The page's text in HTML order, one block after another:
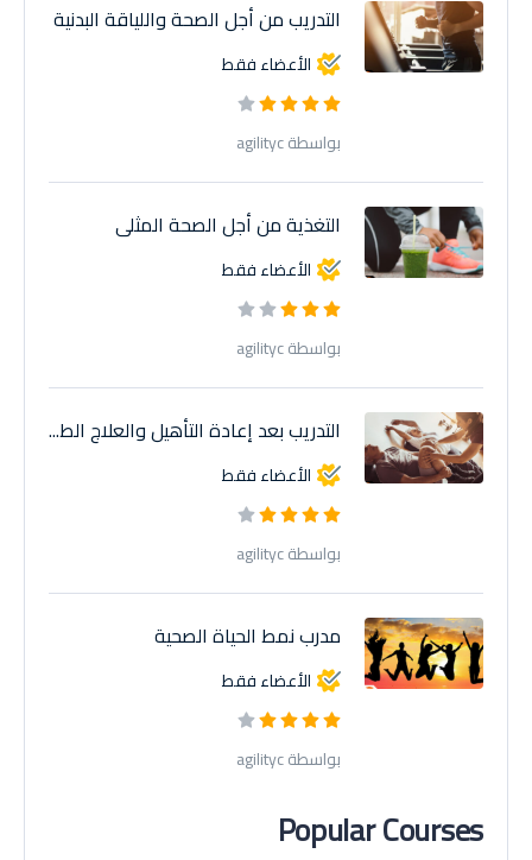
التدريب من أجل الصحة واللياقة البدنية
الأعضاء فقط
بواسطة agilityc
التغذية من أجل الصحة المثلى
الأعضاء فقط
بواسطة agilityc
التدريب بعد إعادة التأهيل والعلاج الط...
الأعضاء فقط
بواسطة agilityc
مدرب نمط الحياة الصحية
الأعضاء فقط
بواسطة agilityc
Popular Courses